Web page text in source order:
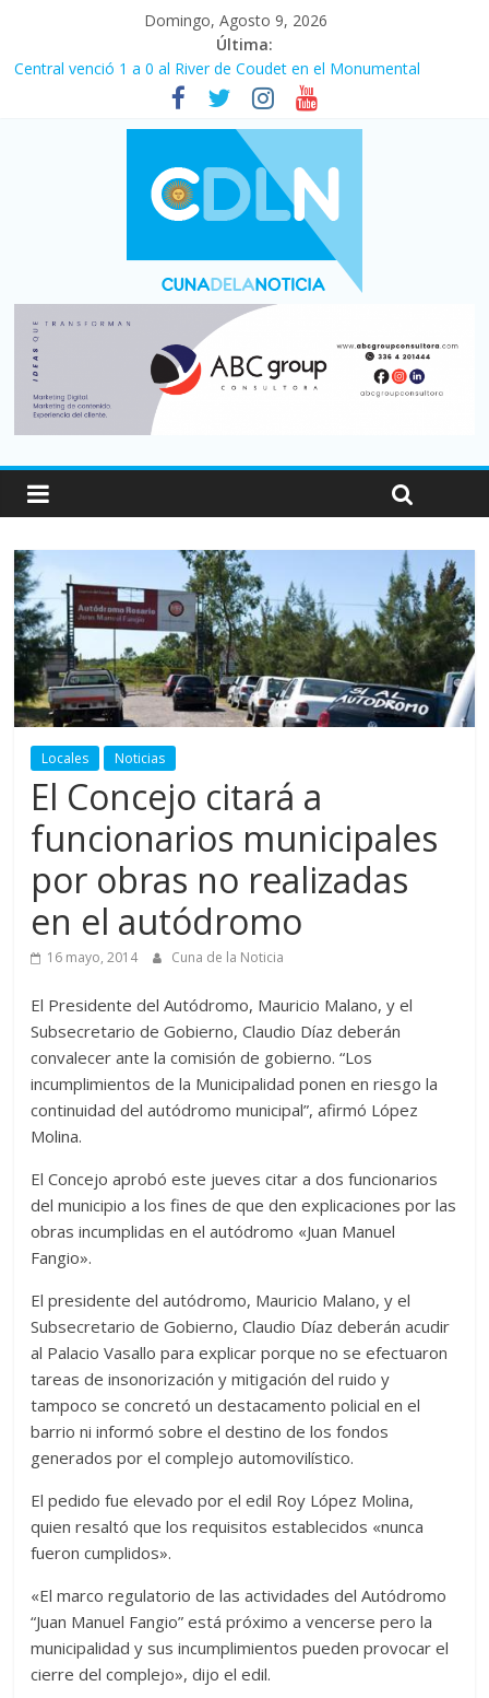
Domingo, Agosto 9, 2026
Última:
Central venció 1 a 0 al River de Coudet en el Monumental
La morosidad alcanzó su nivel más alto en dos décadas y ya
afecta a 400 mil deudores en Santa Fe
Desde que asumió Milei cerraron 41.000 kioscos: el sector
denuncia crisis como en 2001
Vacaciones de invierno con más movimiento y consumo
turístico: 4,6 millones de personas viajaron por el país, un 5,9%
Fuerte caída de la venta de autos usados en julio: bajó un 12,6%
Locales Noticias
El Concejo citará a
funcionarios municipales
por obras no realizadas
en el autódromo
16 mayo, 2014 Cuna de la Noticia
El Presidente del Autódromo, Mauricio Malano, y el
Subsecretario de Gobierno, Claudio Díaz deberán
convalecer ante la comisión de gobierno. “Los
incumplimientos de la Municipalidad ponen en riesgo la
continuidad del autódromo municipal”, afirmó López
Molina.
El Concejo aprobó este jueves citar a dos funcionarios
del municipio a los fines de que den explicaciones por las
obras incumplidas en el autódromo «Juan Manuel
Fangio».
El presidente del autódromo, Mauricio Malano, y el
Subsecretario de Gobierno, Claudio Díaz deberán acudir
al Palacio Vasallo para explicar porque no se efectuaron
tareas de insonorización y mitigación del ruido y
tampoco se concretó un destacamento policial en el
barrio ni informó sobre el destino de los fondos
generados por el complejo automovilístico.
El pedido fue elevado por el edil Roy López Molina,
quien resaltó que los requisitos establecidos «nunca
fueron cumplidos».
«El marco regulatorio de las actividades del Autódromo
“Juan Manuel Fangio” está próximo a vencerse pero la
municipalidad y sus incumplimientos pueden provocar el
cierre del complejo», dijo el edil.